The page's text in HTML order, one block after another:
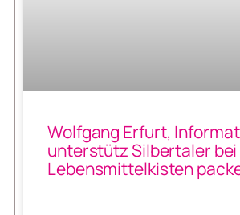
Wolfgang Erfurt,
unterstütz Silbertaler bei
Lebensmittelkisten